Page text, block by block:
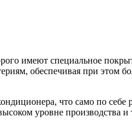
имеют специальное
обеспечивая при этом
что само по
уровне производства